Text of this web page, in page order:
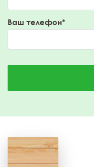
Ваш телефон*